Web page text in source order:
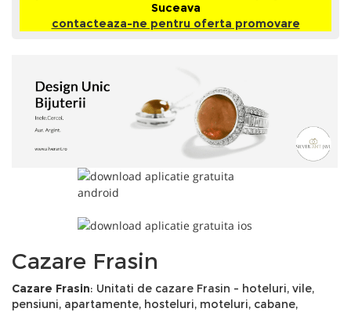
Suceava
contacteaza-ne pentru oferta promovare
Cazare Frasin
Cazare Frasin: Unitati de cazare Frasin - hoteluri, vile,
pensiuni, apartamente, hosteluri, moteluri, cabane,